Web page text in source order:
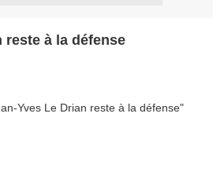
reste à la défense